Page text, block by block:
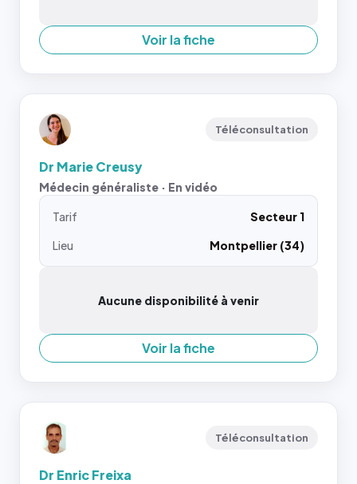
Voir la fiche
Téléconsultation
Dr Marie Creusy
Médecin généraliste · En vidéo
Tarif
Secteur 1
Lieu
Montpellier (34)
Aucune disponibilité à venir
Voir la fiche
Téléconsultation
Dr Enric Freixa